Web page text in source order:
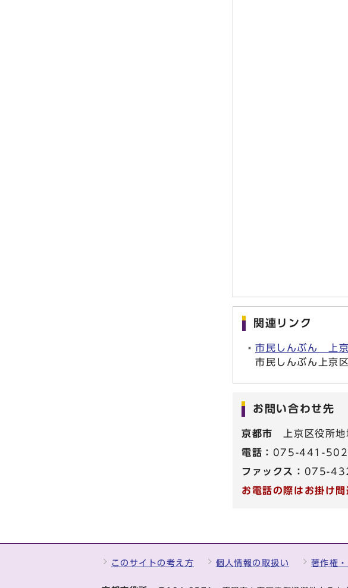
関連リンク
市民しんぶん 上
市民しんぶん上京
お問い合わせ先
京都市
上京区役所地
電話： 075-441-
ファックス： 075-
お電話の際はお掛け
このサイトの考え方 個人情報の取扱い 著作権